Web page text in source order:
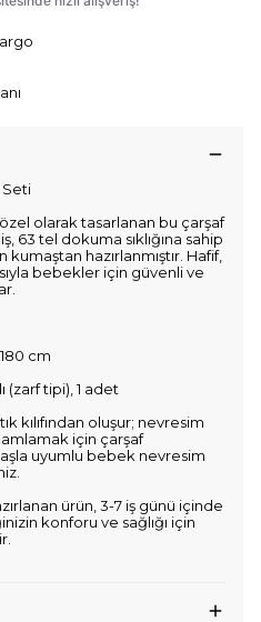
Seti
olarak tasarlanan bu çarşaf
63 tel dokuma sıklığına sahip
hazırlanmıştır. Hafif,
bebekler için güvenli ve
cm
(zarf tipi), 1 adet
kılıfından oluşur; nevresim
için çarşaf
uyumlu bebek nevresim
ürün, 3-7 iş günü içinde
konforu ve sağlığı için